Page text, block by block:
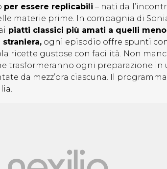
per essere replicabili – nati
materie prime. In compagnia di
piatti classici più amati a quelli
ogni episodio offre spunti
ricette gustose con facilità. Non
trasformeranno ogni preparazione in
da mezz’ora ciascuna. Il